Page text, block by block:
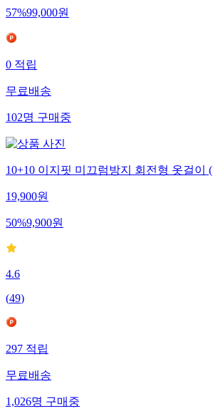
57%99,000원
0적립
무료배송
102명구매중
10+10 이지핏 미끄럼방지 회전형 옷걸이
19,900원
50%9,900원
4.6
(49)
297적립
무료배송
1,026명구매중